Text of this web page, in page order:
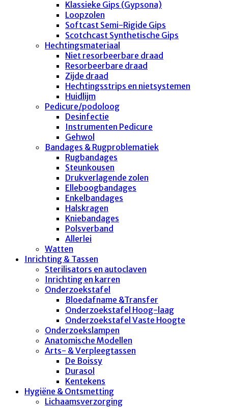
Klassieke Gips (Gypsona)
Loopzolen
Softcast Semi-Rigide Gips
Scotchcast Synthetische Gips
Hechtingsmateriaal
Niet resorbeerbare draad
Resorbeerbare draad
Zijde draad
Hechtingsstrips en nietsystemen
Huidlijm
Pedicure/podoloog
Desinfectie
Instrumenten Pedicure
Gehwol
Bandages & Rugproblematiek
Rugbandages
Steunkousen
Drukverlagende zolen
Elleboogbandages
Enkelbandages
Halskragen
Kniebandages
Polsverband
Allerlei
Watten
Inrichting & Tassen
Sterilisators en autoclaven
Inrichting en karren
Onderzoekstafel
Bloedafname &Transfer
Onderzoekstafel Hoog-laag
Onderzoekstafel Vaste Hoogte
Onderzoekslampen
Anatomische Modellen
Arts- & Verpleegtassen
De Boissy
Durasol
Kentekens
Hygiëne & Ontsmetting
Lichaamsverzorging